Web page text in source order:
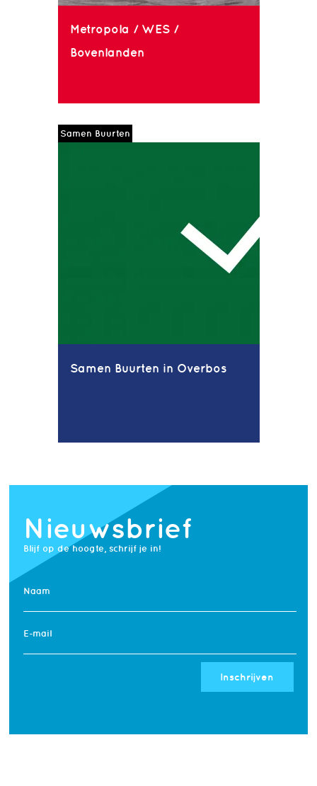
Metropola / WES /
Bovenlanden
Samen Buurten
Samen Buurten in Overbos
Nieuwsbrief
Blijf op de hoogte, schrijf je in!
Naam
E-mail
Inschrijven